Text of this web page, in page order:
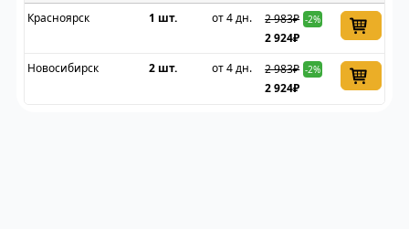
Красноярск
1 шт. от 4 дн. 2 983₽ -2%
2 924₽
Новосибирск
2 шт. от 4 дн. 2 983₽ -2%
2 924₽